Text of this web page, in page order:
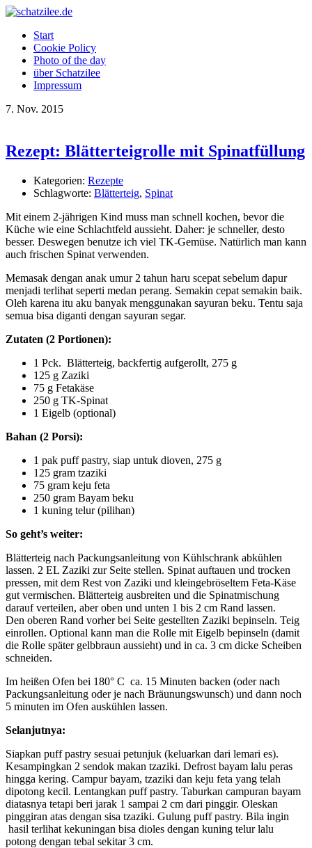
Start
Cookie Policy
Photo of the day
über Schatzilee
Impressum
7. Nov. 2015
Rezept: Blätterteigrolle mit Spinatfüllung
Kategorien: Rezepte
Schlagworte: Blätterteig, Spinat
Mit einem 2-jährigen Kind muss man schnell kochen, bevor die
Küche wie eine Schlachtfeld aussieht. Daher: je schneller, desto
besser. Deswegen benutze ich viel TK-Gemüse. Natürlich man kann
auch frischen Spinat verwenden.
Memasak dengan anak umur 2 tahun haru scepat sebelum dapur
menjadi terlihat seperti medan perang. Semakin cepat semakin baik.
Oleh karena itu aku banyak menggunakan sayuran beku. Tentu saja
semua bisa diganti dengan sayuran segar.
Zutaten (2 Portionen):
1 Pck. Blätterteig, backfertig aufgerollt, 275 g
125 g Zaziki
75 g Fetakäse
250 g TK-Spinat
1 Eigelb (optional)
Bahan (2 Porsi):
1 pak puff pastry, siap untuk dioven, 275 g
125 gram tzaziki
75 gram keju feta
250 gram Bayam beku
1 kuning telur (pilihan)
So geht’s weiter:
Blätterteig nach Packungsanleitung von Kühlschrank abkühlen
lassen. 2 EL Zaziki zur Seite stellen. Spinat auftauen und trocken
pressen, mit dem Rest von Zaziki und kleingebröseltem Feta-Käse
gut vermischen. Blätterteig ausbreiten und die Spinatmischung
darauf verteilen, aber oben und unten 1 bis 2 cm Rand lassen.
Den oberen Rand vorher bei Seite gestellten Zaziki bepinseln. Teig
einrollen. Optional kann man die Rolle mit Eigelb bepinseln (damit
die Rolle später gelbbraun aussieht) und in ca. 3 cm dicke Scheiben
schneiden.
Im heißen Ofen bei 180° C ca. 15 Minuten backen (oder nach
Packungsanleitung oder je nach Bräunungswunsch) und dann noch
5 minuten im Ofen auskühlen lassen.
Selanjutnya:
Siapkan puff pastry sesuai petunjuk (keluarkan dari lemari es).
Kesampingkan 2 sendok makan tzaziki. Defrost bayam lalu peras
hingga kering. Campur bayam, tzaziki dan keju feta yang telah
dipotong kecil. Lentangkan puff pastry. Taburkan campuran bayam
diatasnya tetapi beri jarak 1 sampai 2 cm dari pinggir. Oleskan
pinggiran atas dengan sisa tzaziki. Gulung puff pastry. Bila ingin
hasil terlihat kekuningan bisa dioles dengan kuning telur lalu
potong dengan tebal sekitar 3 cm.